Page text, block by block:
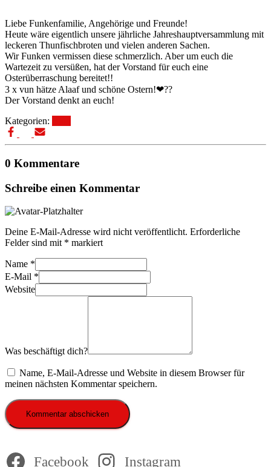
Liebe Funkenfamilie, Angehörige und Freunde!
Heute wäre eigentlich unsere jährliche Jahreshauptversammlung mit
leckeren Thunfischbroten und vielen anderen Sachen.
Wir Funken vermissen diese schmerzlich. Aber um euch die
Wartezeit zu versüßen, hat der Vorstand für euch eine
Osterüberraschung bereitet!!
3 x vun hätze Alaaf und schöne Ostern!❤??
Der Vorstand denkt an euch!
Kategorien:
0 Kommentare
Schreibe einen Kommentar
Deine E-Mail-Adresse wird nicht veröffentlicht. Erforderliche
Felder sind mit * markiert
Name *
E-Mail *
Website
Was beschäftigt dich?
Name, E-Mail-Adresse und Website in diesem Browser für
meinen nächsten Kommentar speichern.
Facebook Instagram